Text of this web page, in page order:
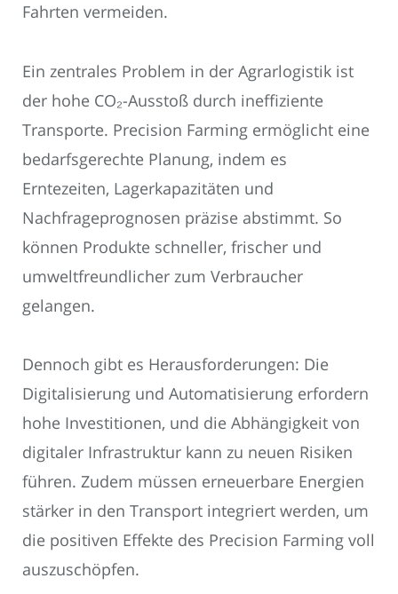
Fahrten vermeiden.
Ein zentrales Problem in der Agrarlogistik ist
der hohe CO₂-Ausstoß durch ineffiziente
Transporte. Precision Farming ermöglicht eine
bedarfsgerechte Planung, indem es
Erntezeiten, Lagerkapazitäten und
Nachfrageprognosen präzise abstimmt. So
können Produkte schneller, frischer und
umweltfreundlicher zum Verbraucher
gelangen.
Dennoch gibt es Herausforderungen: Die
Digitalisierung und Automatisierung erfordern
hohe Investitionen, und die Abhängigkeit von
digitaler Infrastruktur kann zu neuen Risiken
führen. Zudem müssen erneuerbare Energien
stärker in den Transport integriert werden, um
die positiven Effekte des Precision Farming voll
auszuschöpfen.